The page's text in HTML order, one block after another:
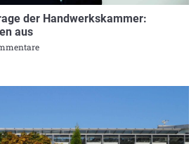
der Handwerkskammer:
aus